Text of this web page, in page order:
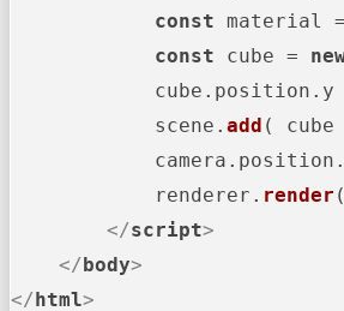
const material
const cube =
cube. position . y
scene. add (
camera. position .
renderer. render
</script>
</body>
</html>